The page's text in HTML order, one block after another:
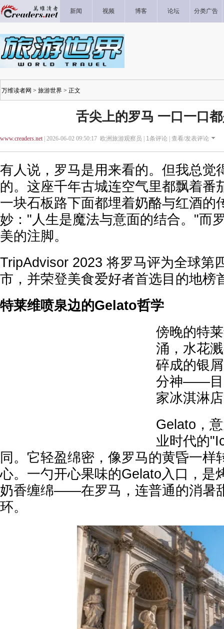
新闻 视频 博客 论坛 分类广告
万维读者网 > 旅游世界 > 正文
舌尖上的罗马 一口一口
www.creaders.net| 2026-06-02 09:50:17 欧洲旅游观察员 | 1条评论 | 查看/发表评论
有人说，罗马是用来看的。但我总觉
的。这座千年古城连空气里都飘着番
一块石板路下面都埋着奶酪与红酒的
妙："人生是魔法与意面的结合。"而
美的注脚。
TripAdvisor 2023 将罗马评为全球第
市，并荣登美食爱好者首选目的地榜
特莱维喷泉边的Gelato哲学
傍晚的特
涌，水花
碎成的银
分神——目
家冰淇淋
Gelato，
业时代的
同。它轻盈绵密，像罗马的黄昏一样
心。一勺开心果味的Gelato入口，是
奶香缠绵——在罗马，连普通的消暑
环。